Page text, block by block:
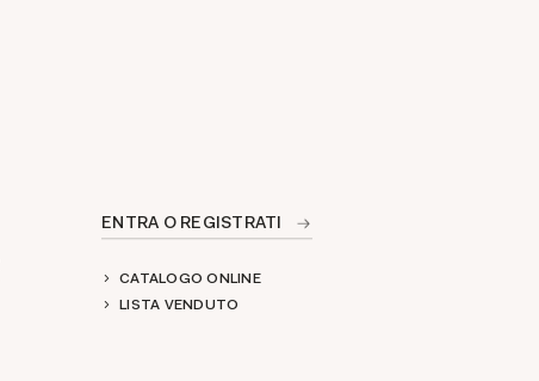
ENTRA O REGISTRATI
CATALOGO ONLINE
LISTA VENDUTO